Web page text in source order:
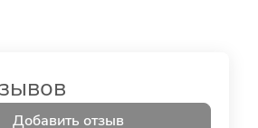
Добавить отзыв